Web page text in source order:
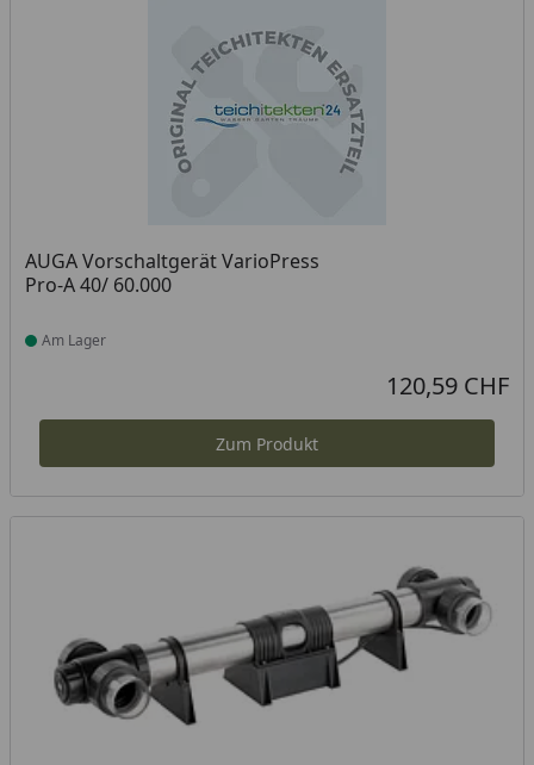
AUGA Vorschaltgerät VarioPress
Pro-A 40/ 60.000
Produkt am Lager
Am Lager
Aktueller Preis
120,59 CHF
Zum Produkt